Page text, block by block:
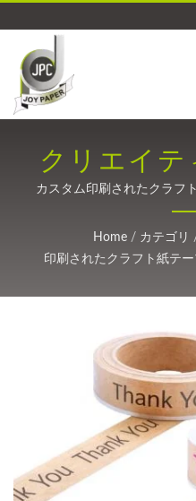
クリエイテ
紙製品、
スタマイ
ーリングテ
トMOQカ
刷、コー
温物流用
のある台
スライナ
– 30年以
カスタム印刷されたクラフ
ンファイバー、パッケージ
めの精密コー
Home / カテゴリ
印刷されたクラフト紙テ